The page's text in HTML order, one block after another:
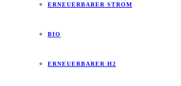
ERNEUERBARER STROM
BIO
ERNEUERBARER H2